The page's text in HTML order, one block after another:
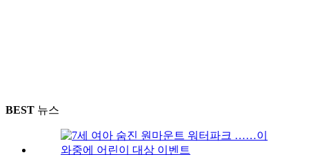
BEST 뉴스